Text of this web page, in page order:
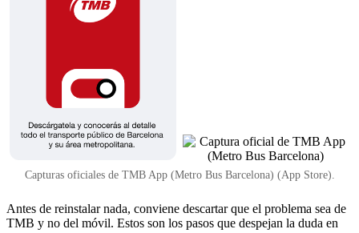
Capturas oficiales de TMB App (Metro Bus Barcelona) (App Store).
Antes de reinstalar nada, conviene descartar que el problema sea de
TMB y no del móvil. Estos son los pasos que despejan la duda en